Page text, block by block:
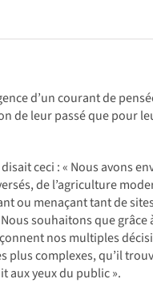
d’un courant de
de leur passé que pour
ceci : « Nous avons
de l’agriculture
ou menaçant tant de
souhaitons que
nos multiples
plus complexes, qu’il
aux yeux du public ».